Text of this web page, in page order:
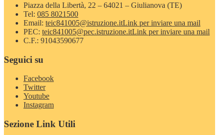
Piazza della Libertà, 22 – 64021 – Giulianova (TE)
Tel: 085 8021500
Email: teic841005@istruzione.itLink per inviare una mail
PEC: teic841005@pec.istruzione.itLink per inviare una mail
C.F.: 91043590677
Seguici su
Facebook
Twitter
Youtube
Instagram
Sezione Link Utili